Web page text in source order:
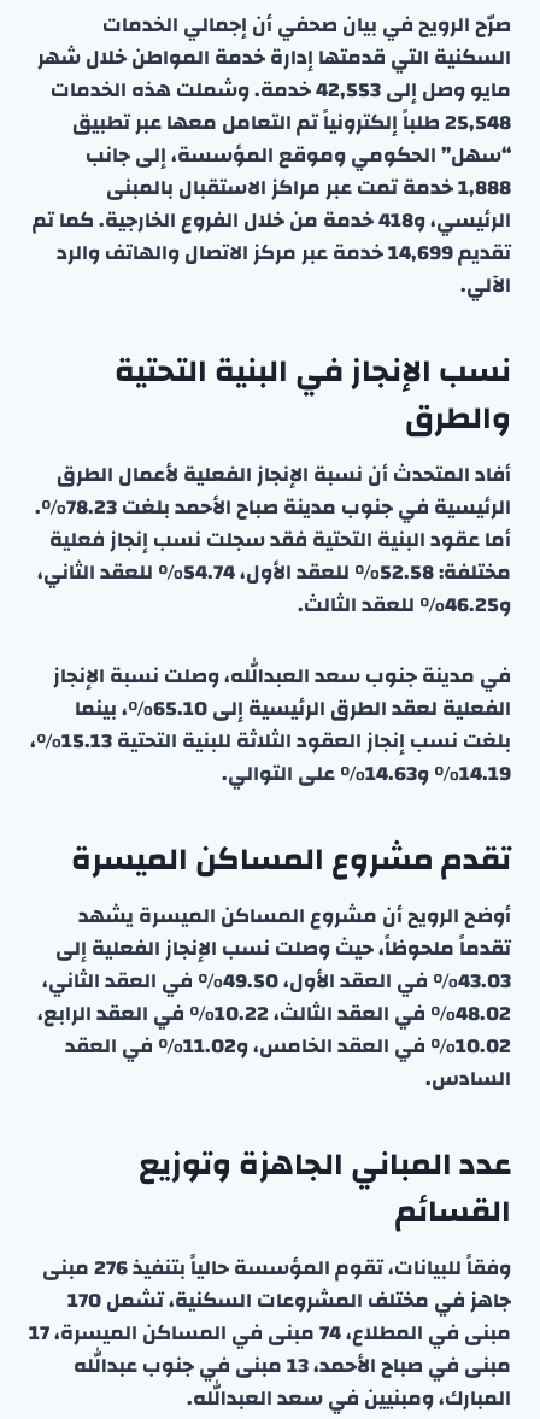
صرّح الرويح في بيان صحفي أن إجمالي الخدمات
السكنية التي قدمتها إدارة خدمة المواطن خلال شهر
مايو وصل إلى 42,553 خدمة. وشملت هذه الخدمات
25,548 طلباً إلكترونياً تم التعامل معها عبر تطبيق
“سهل” الحكومي وموقع المؤسسة، إلى جانب
1,888 خدمة تمت عبر مراكز الاستقبال بالمبنى
الرئيسي، و418 خدمة من خلال الفروع الخارجية. كما تم
تقديم 14,699 خدمة عبر مركز الاتصال والهاتف والرد
الآلي.
نسب الإنجاز في البنية التحتية
والطرق
أفاد المتحدث أن نسبة الإنجاز الفعلية لأعمال الطرق
الرئيسية في جنوب مدينة صباح الأحمد بلغت 78.23٪.
أما عقود البنية التحتية فقد سجلت نسب إنجاز فعلية
مختلفة: 52.58٪ للعقد الأول، 54.74٪ للعقد الثاني،
و46.25٪ للعقد الثالث.
في مدينة جنوب سعد العبدالله، وصلت نسبة الإنجاز
الفعلية لعقد الطرق الرئيسية إلى 65.10٪، بينما
بلغت نسب إنجاز العقود الثلاثة للبنية التحتية 15.13٪،
14.19٪ و14.63٪ على التوالي.
تقدم مشروع المساكن الميسرة
أوضح الرويح أن مشروع المساكن الميسرة يشهد
تقدماً ملحوظاً، حيث وصلت نسب الإنجاز الفعلية إلى
43.03٪ في العقد الأول، 49.50٪ في العقد الثاني،
48.02٪ في العقد الثالث، 10.22٪ في العقد الرابع،
10.02٪ في العقد الخامس، و11.02٪ في العقد
السادس.
عدد المباني الجاهزة وتوزيع
القسائم
وفقاً للبيانات، تقوم المؤسسة حالياً بتنفيذ 276 مبنى
جاهز في مختلف المشروعات السكنية، تشمل 170
مبنى في المطلاع، 74 مبنى في المساكن الميسرة، 17
مبنى في صباح الأحمد، 13 مبنى في جنوب عبدالله
المبارك، ومبنيين في سعد العبدالله.